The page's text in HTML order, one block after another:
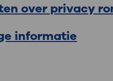
over privacy
informatie